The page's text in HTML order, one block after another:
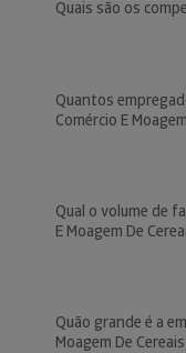
Quais são os
Quantos
Comércio E
Qual o volume de
E Moagem De
Quão grande é a
Moagem De